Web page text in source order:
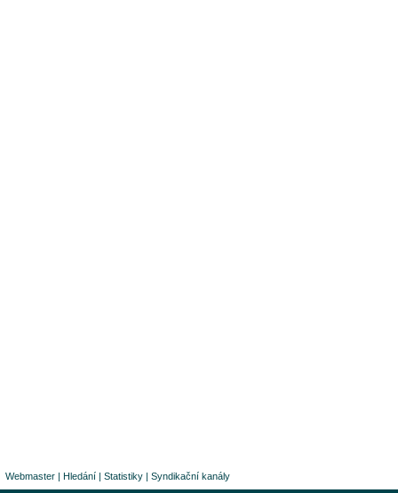
Webmaster | Hledání | Statistiky | Syndikační kanály